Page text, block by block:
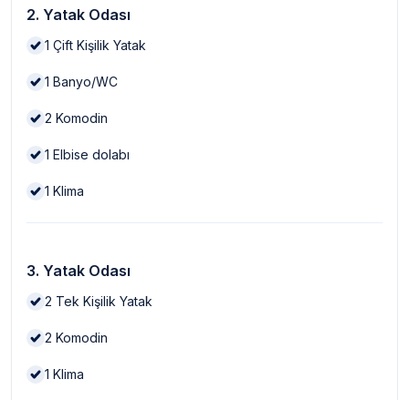
2. Yatak Odası
1 Çift Kişilik Yatak
1 Banyo/WC
2 Komodin
1 Elbise dolabı
1 Klima
3. Yatak Odası
2 Tek Kişilik Yatak
2 Komodin
1 Klima